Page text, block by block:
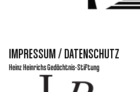
IMPRESSUM / DATENSCHUTZ
Heinz Heinrichs Gedächtnis-Stiftung